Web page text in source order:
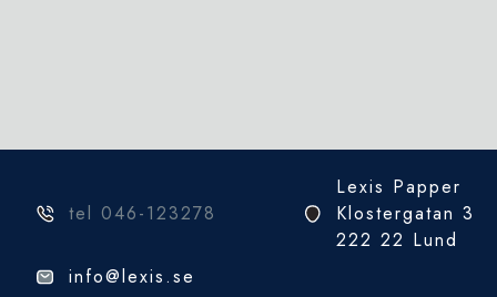
tel 046-123278
Lexis Papper
Klostergatan 3
222 22 Lund
info@lexis.se